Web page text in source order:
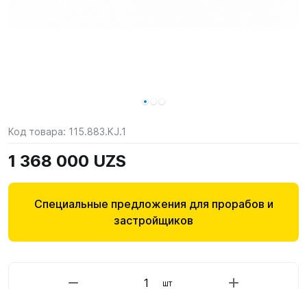
Код товара: 115.883.KJ.1
1 368 000 UZS
Специальные предложения для прорабов и
застройщиков
шт